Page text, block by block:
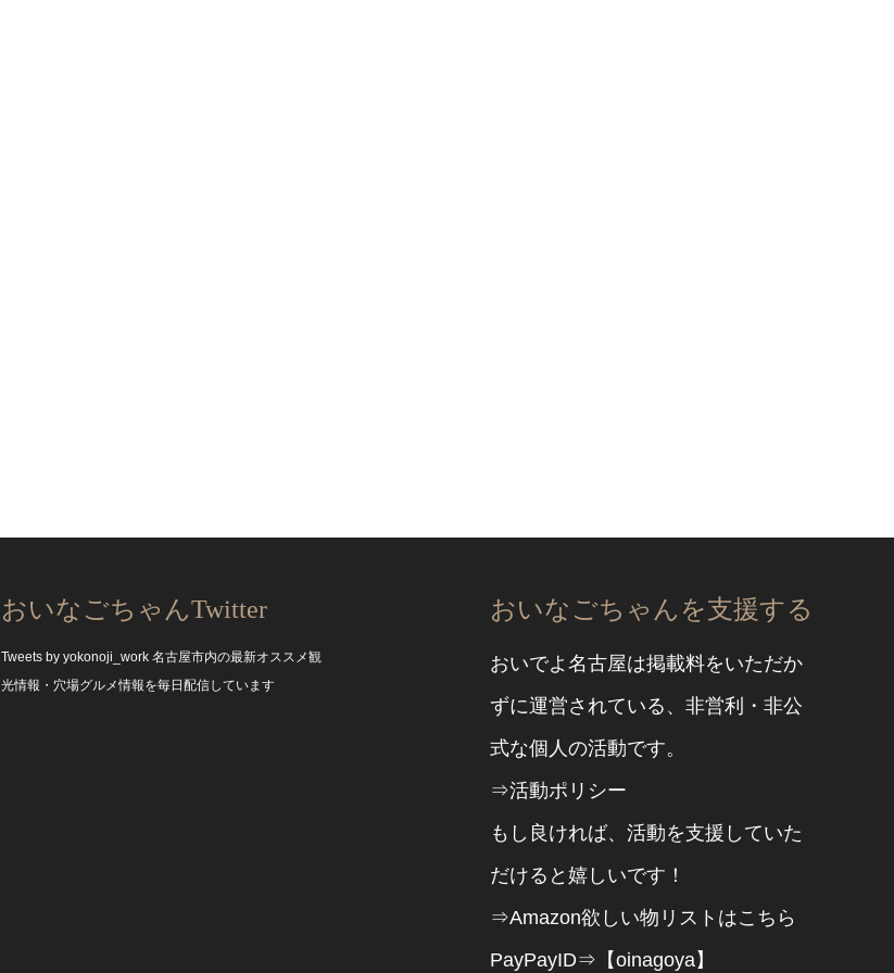
おいなごちゃんTwitter
Tweets by yokonoji_work 名古屋市内の最新オススメ観
光情報・穴場グルメ情報を毎日配信しています
おいなごちゃんを支援する
おいでよ名古屋は掲載料をいただか
ずに運営されている、非営利・非公
式な個人の活動です。
⇒活動ポリシー
もし良ければ、活動を支援していた
だけると嬉しいです！
⇒Amazon欲しい物リストはこちら
PayPayID⇒【oinagoya】